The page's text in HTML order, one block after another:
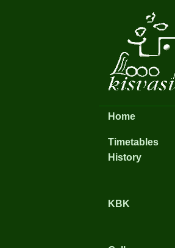
Home
Timetables
History
KBK